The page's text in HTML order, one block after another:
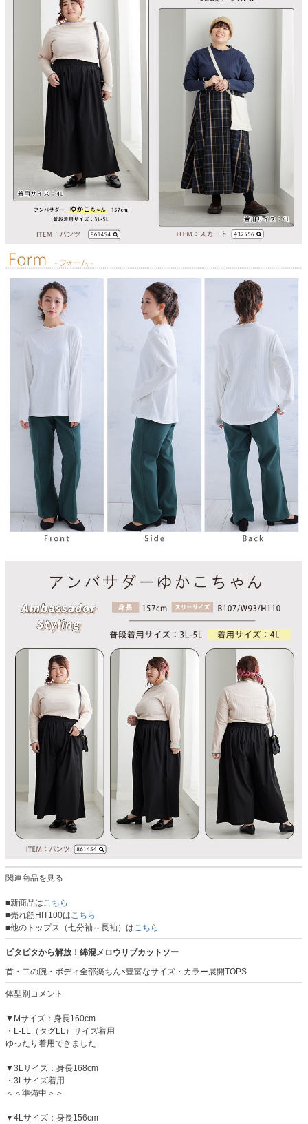
関連商品を見る
■新商品はこちら
■売れ筋HIT100はこちら
■他のトップス（七分袖～長袖）はこちら
ピタピタから解放！綿混メロウリブカットソー
首・二の腕・ボディ全部楽ちん×豊富なサイズ・カラー展開TOPS
体型別コメント
▼Mサイズ：身長160cm
・L-LL（タグLL）サイズ着用
ゆったり着用できました
▼3Lサイズ：身長168cm
・3Lサイズ着用
＜＜準備中＞＞
▼4Lサイズ：身長156cm